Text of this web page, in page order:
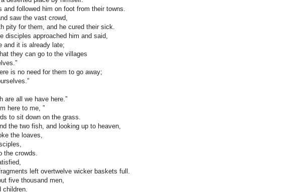
and followed him on foot from their towns.
saw the vast crowd,
pity for them, and he cured their sick.
disciples approached him and said,
and it is already late;
they can go to the villages
is no need for them to go away;
are all we have here.”
here to me, ”
to sit down on the grass.
the two fish, and looking up to heaven,
the loaves,
the crowds.
left overtwelve wicker baskets full.
five thousand men,
children.